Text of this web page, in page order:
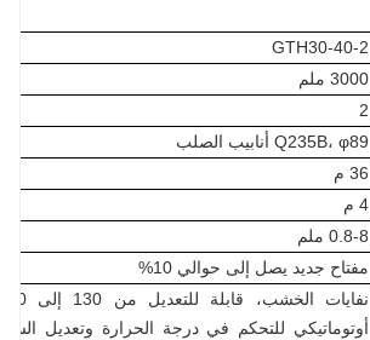
GTH30-40-2
3000 ملم
2
Q235B، φ89 أنابيب الصلب
36 م
4 م
0.8-8 ملم
مفتاح جديد يصل إلى حوالي 10%
أوتوماتيكي للتحكم في درجة الحرارة وتعديل